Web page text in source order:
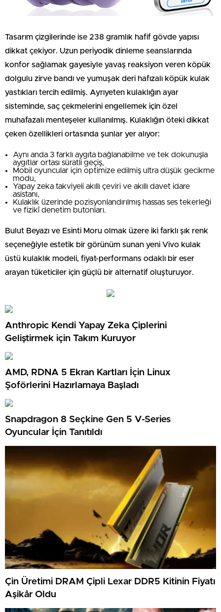
Tasarım çizgilerinde ise 238 gramlık hafif gövde yapısı
dikkat çekiyor. Uzun periyodik dinleme seanslarında
konfor sağlamak gayesiyle yavaş reaksiyon veren köpük
dolgulu zirve bandı ve yumuşak deri hafızalı köpük kulak
yastıkları tercih edilmiş. Ayrıyeten kulaklığın ayar
sisteminde, saç çekmelerini engellemek için özel
muhafazalı menteşeler kullanılmış. Kulaklığın öteki dikkat
çeken özellikleri ortasında şunlar yer alıyor:
Aynı anda 3 farklı aygıta bağlanabilme ve tek dokunuşla
aygıtlar ortası süratli geçiş,
Mobil oyuncular için optimize edilmiş ultra düşük gecikme
modu,
Yapay zeka takviyeli akıllı çeviri ve akıllı davet idare
asistanı,
Kulaklık üzerinde pozisyonlandırılmış hassas ses tekerleği
ve fizikî denetim butonları.
Bulut Beyazı ve Esinti Moru olmak üzere iki farklı şık renk
seçeneğiyle estetik bir görünüm sunan yeni Vivo kulak
üstü kulaklık modeli, fiyat-performans odaklı bir eser
arayan tüketiciler için güçlü bir alternatif oluşturuyor.
Anthropic Kendi Yapay Zeka Çiplerini
Geliştirmek için Takım Kuruyor
AMD, RDNA 5 Ekran Kartları İçin Linux
Şoförlerini Hazırlamaya Başladı
Snapdragon 8 Seçkine Gen 5 V-Series
Oyuncular İçin Tanıtıldı
Çin Üretimi DRAM Çipli Lexar DDR5 Kitinin Fiyatı
Aşikâr Oldu